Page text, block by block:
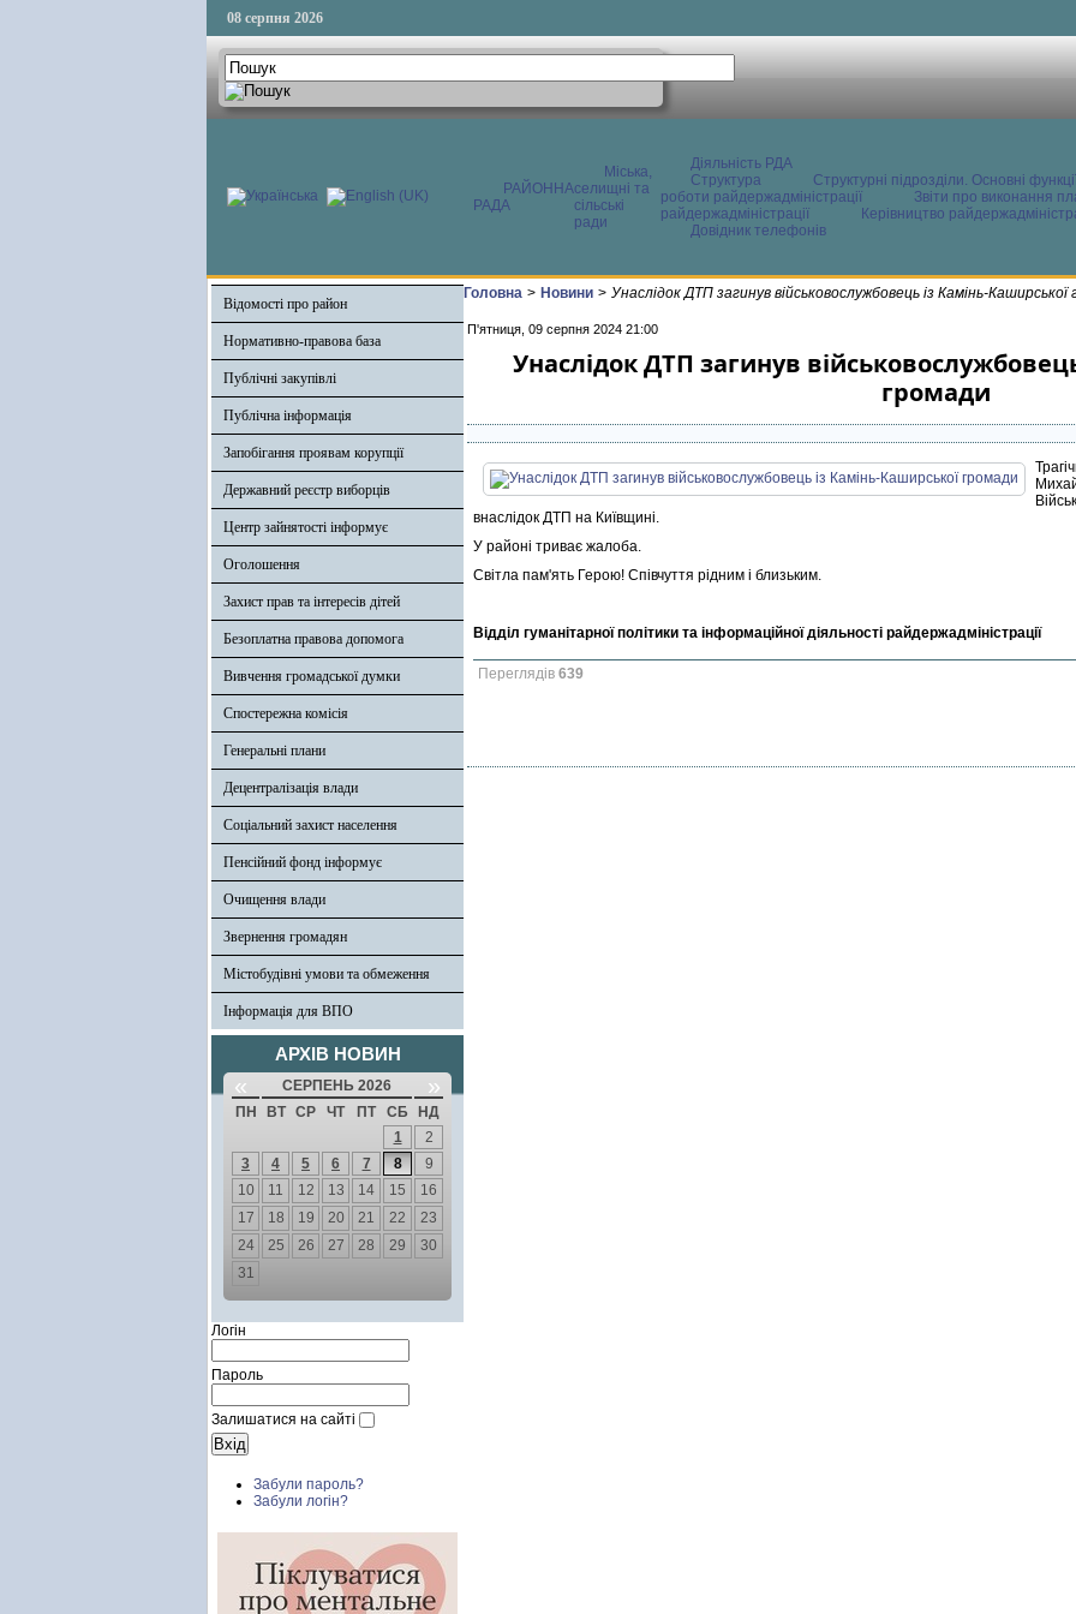
08 серпня 2026
РАЙОННА
РАДА
Міська,
селищні та
сільські
ради
Діяльність РДА
Структура
Структурні підрозділи. Основні
роботи райдержадміністрації
Звіти про виконання
райдержадміністрації
Керівництво
Довідник телефонів
Відомості про район
Нормативно-правова база
Публічні закупівлі
Публічна інформація
Запобігання проявам корупції
Державний реєстр виборців
Центр зайнятості інформує
Оголошення
Захист прав та інтересів дітей
Безоплатна правова допомога
Вивчення громадської думки
Спостережна комісія
Генеральні плани
Децентралізація влади
Соціальний захист населення
Пенсійний фонд інформує
Очищення влади
Звернення громадян
Містобудівні умови та обмеження
Інформація для ВПО
АРХІВ НОВИН
« СЕРПЕНЬ 2026 »
ПН ВТ СР ЧТ ПТ СБ
НД
1
2
3
4 5 6 7 8
9
10
11 12 13 14 15
16
17
18 19 20 21 22
23
24
25 26 27 28 29
30
31
Логін
Пароль
Залишатися на сайті
Забули пароль?
Забули логін?
Головна > Новини > Унаслідок ДТП загинув військовослужбовець із Камінь-Каширської
П'ятниця, 09 серпня 2024 21:00
Унаслідок ДТП загинув
громади
внаслідок ДТП на Київщині.
У районі триває жалоба.
Світла пам'ять Герою! Співчуття рідним і близьким.
Відділ гуманітарної політики та інформаційної діяльності райдержадміністрації
Переглядів 639